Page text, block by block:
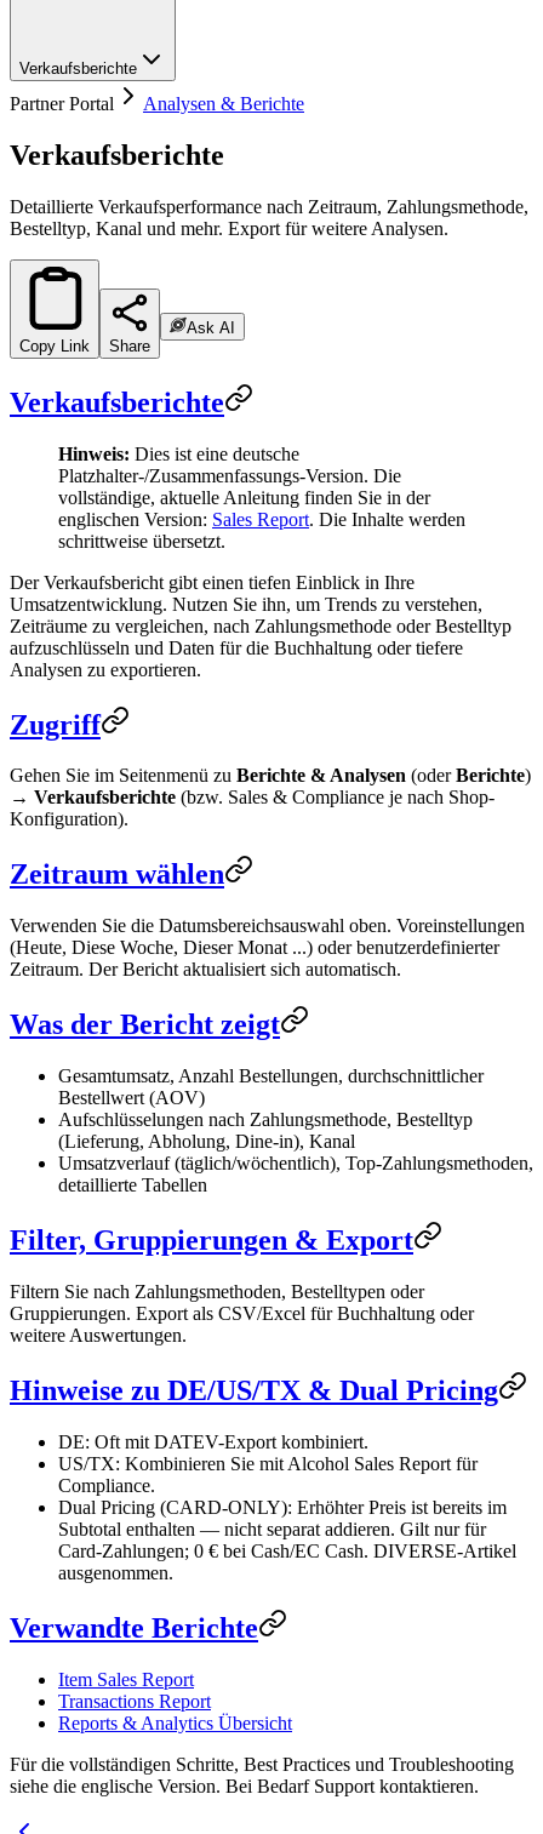
Verkaufsberichte
Partner Portal Analysen & Berichte
Verkaufsberichte
Detaillierte Verkaufsperformance nach Zeitraum, Zahlungsmethode,
Bestelltyp, Kanal und mehr. Export für weitere Analysen.
Copy Link Share
Ask AI
Verkaufsberichte
Hinweis: Dies ist eine deutsche
Platzhalter-/Zusammenfassungs-Version. Die
vollständige, aktuelle Anleitung finden Sie in der
englischen Version: Sales Report. Die Inhalte werden
schrittweise übersetzt.
Der Verkaufsbericht gibt einen tiefen Einblick in Ihre
Umsatzentwicklung. Nutzen Sie ihn, um Trends zu verstehen,
Zeiträume zu vergleichen, nach Zahlungsmethode oder Bestelltyp
aufzuschlüsseln und Daten für die Buchhaltung oder tiefere
Analysen zu exportieren.
Zugriff
Gehen Sie im Seitenmenü zu Berichte & Analysen (oderBerichte)
→ Verkaufsberichte (bzw. Sales & Compliance je nach Shop-
Konfiguration).
Zeitraum wählen
Verwenden Sie die Datumsbereichsauswahl oben. Voreinstellungen
(Heute, Diese Woche, Dieser Monat ...) oder benutzerdefinierter
Zeitraum. Der Bericht aktualisiert sich automatisch.
Was der Bericht zeigt
Gesamtumsatz, Anzahl Bestellungen, durchschnittlicher
Bestellwert (AOV)
Aufschlüsselungen nach Zahlungsmethode, Bestelltyp
(Lieferung, Abholung, Dine-in), Kanal
Umsatzverlauf (täglich/wöchentlich), Top-Zahlungsmethoden,
detaillierte Tabellen
Filter, Gruppierungen & Export
Filtern Sie nach Zahlungsmethoden, Bestelltypen oder
Gruppierungen. Export als CSV/Excel für Buchhaltung oder
weitere Auswertungen.
Hinweise zu DE/US/TX & Dual Pricing
DE: Oft mit DATEV-Export kombiniert.
US/TX: Kombinieren Sie mit Alcohol Sales Report für
Compliance.
Dual Pricing (CARD-ONLY): Erhöhter Preis ist bereits im
Subtotal enthalten — nicht separat addieren. Gilt nur für
Card-Zahlungen; 0 € bei Cash/EC Cash. DIVERSE-Artikel
ausgenommen.
Verwandte Berichte
Item Sales Report
Transactions Report
Reports & Analytics Übersicht
Für die vollständigen Schritte, Best Practices und Troubleshooting
siehe die englische Version. Bei Bedarf Support kontaktieren.